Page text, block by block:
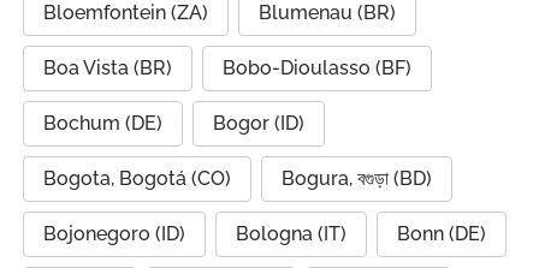
Bloemfontein (ZA) Blumenau (BR)
Boa Vista (BR) Bobo-Dioulasso (BF)
Bochum (DE) Bogor (ID)
Bogota, Bogotá (CO) Bogura, বগুড়া (BD)
Bojonegoro (ID) Bologna (IT) Bonn (DE)